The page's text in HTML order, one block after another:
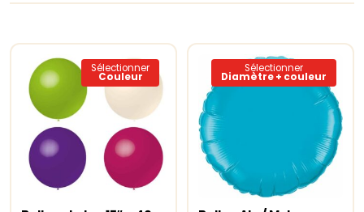
Sélectionner
Couleur
produit
Sélectionner
Diamètre + couleur
Ce